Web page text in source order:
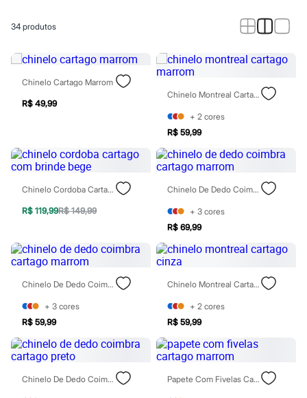
Jeans
Saias
Shorts e Bermudas
Vestidos
Acessórios
Bolsas
Óculos
Relógios
Calçados
Botas
Rasteirinhas
Tênis
Marcas
Clock House
Mindset
Sawary
Yessica
Moda esportiva
Acessórios
Blusas
Calçados
Leggings
34 produtos
Chinelo Cartago Marrom
R$ 49,99
Chinelo Montreal Cartago Marrom
+ 2 cores
R$ 59,99
Chinelo Cordoba Cartago Com Brinde Bege
R$ 119,99R$ 149,99
Chinelo De Dedo Coimbra Cartago Marrom
+ 3 cores
R$ 69,99
Chinelo De Dedo Coimbra Cartago Marrom
+ 3 cores
R$ 59,99
Chinelo Montreal Cartago Cinza
+ 2 cores
R$ 59,99
Chinelo De Dedo Coimbra Cartago Preto Papete Com Fivelas Cartago Marrom